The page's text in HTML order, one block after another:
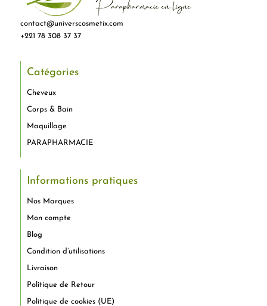
contact@universcosmetix.com
+221 78 308 37 37
Catégories
Cheveux
Corps & Bain
Maquillage
PARAPHARMACIE
Informations pratiques
Nos Marques
Mon compte
Blog
Condition d’utilisations
Livraison
Politique de Retour
Politique de cookies (UE)